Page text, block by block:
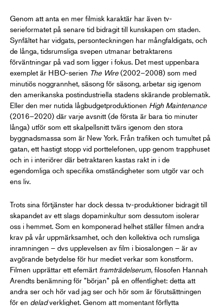
Genom att anta en mer filmisk karaktär har även tv-
serieformatet på senare tid bidragit till kunskapen om staden.
Synfältet har vidgats, personteckningen har mångfaldigats, och
de långa, tidsrumsliga svepen utmanar betraktarens
förväntningar på vad som ligger i fokus. Det mest uppenbara
exemplet är HBO-serien The Wire(2002–2008) som med
minutiös noggrannhet, säsong för säsong, arbetar sig igenom
den amerikanska postindustriella stadens skärande problematik.
Eller den mer nutida lågbudgetproduktionen High Maintenance
(2016–2020) där varje avsnitt (de första är bara tio minuter
långa) utför som ett skalpellsnitt tvärs igenom den stora
byggnadsmassa som är New York. Från trafiken och tumultet på
gatan, ett hastigt stopp vid porttelefonen, upp genom trapphuset
och in i interiörer där betraktaren kastas rakt in i de
egendomliga och specifika omständigheter som utgör var och
ens liv.
Trots sina förtjänster har dock dessa tv-produktioner bidragit till
skapandet av ett slags dopaminkultur som dessutom isolerar
oss i hemmet. Som en komponerad helhet ställer filmen andra
krav på vår uppmärksamhet, och den kollektiva och rumsliga
inramningen – dvs upplevelsen av film i biosalongen – är av
avgörande betydelse för hur mediet verkar som konstform.
Filmen upprättar ett efemärt framträdelserum, filosofen Hannah
Arendts benämning för ”början” på en offentlighet: detta att
andra ser och hör vad jag ser och hör som är förutsättningen
för en deladverklighet. Genom att momentant förflytta